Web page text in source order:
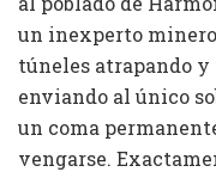
un inexperto
túneles atrapando
enviando al único
un coma
vengarse.